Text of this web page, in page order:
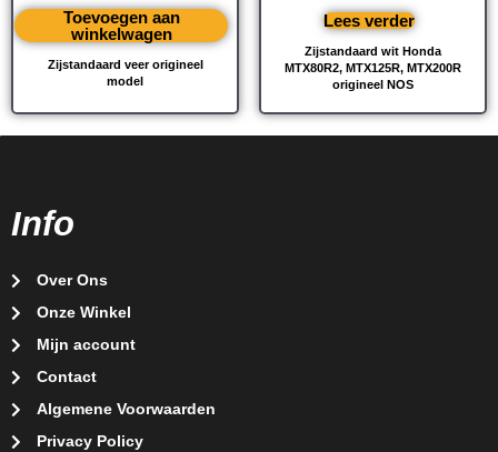
Zijstandaard veer origineel
model
Toevoegen aan
winkelwagen
Zijstandaard wit Honda
MTX80R2, MTX125R, MTX200R
origineel NOS
Lees verder
Info
Over Ons
Onze Winkel
Mijn account
Contact
Algemene Voorwaarden
Privacy Policy